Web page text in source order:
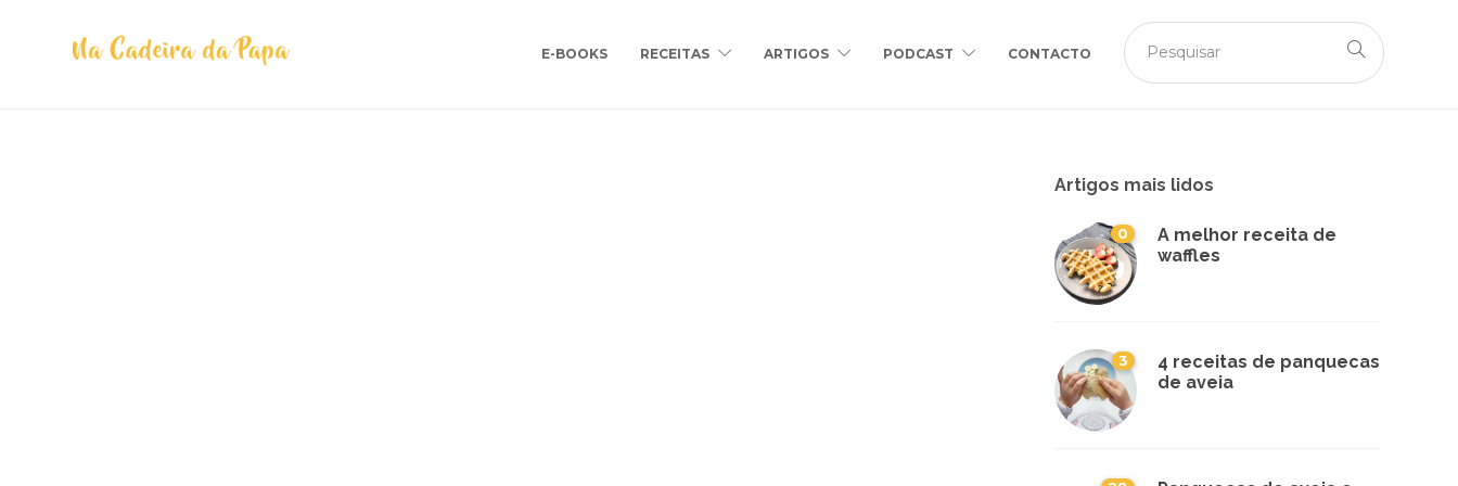
E-BOOKS RECEITAS ARTIGOS PODCAST CONTACTO
Artigos mais lidos
0
A melhor receita de
waffles
3
4 receitas de panquecas
de aveia